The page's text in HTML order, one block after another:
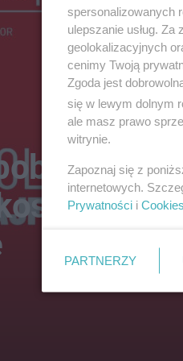
w
spersonalizowanych
ulepszanie usług.
geolokalizacyjnych
cenimy Twoją
Zgoda jest
się w lewym dolnym
ale masz prawo
witrynie.
Zapoznaj się z
internetowych.
Prywatności i Cookies
PARTNERZY